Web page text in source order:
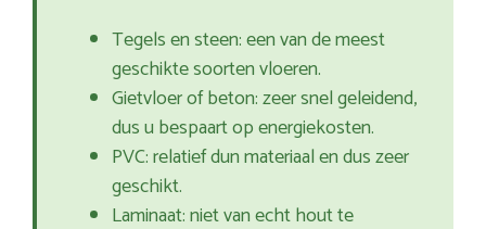
Tegels en steen: een van de meest
geschikte soorten vloeren.
Gietvloer of beton: zeer snel geleidend,
dus u bespaart op energiekosten.
PVC: relatief dun materiaal en dus zeer
geschikt.
Laminaat: niet van echt hout te